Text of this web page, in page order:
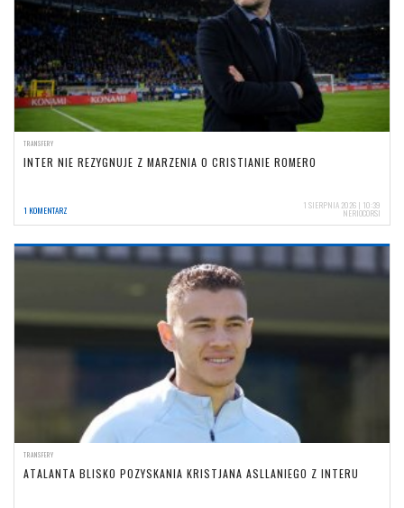
TRANSFERY
INTER NIE REZYGNUJE Z MARZENIA O CRISTIANIE ROMERO
1 KOMENTARZ 1 SIERPNIA 2026 | 10:39
NERIOCORSI
TRANSFERY
ATALANTA BLISKO POZYSKANIA KRISTJANA ASLLANIEGO Z INTERU